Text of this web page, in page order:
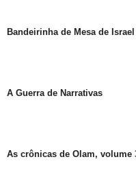
Bandeirinha de Mesa de Israel
A Guerra de Narrativas
As crônicas de Olam, volume